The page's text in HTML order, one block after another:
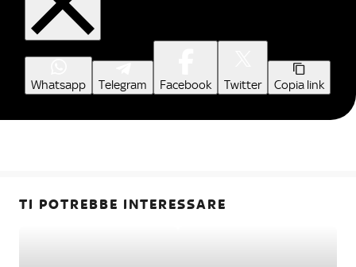
Whatsapp Telegram Facebook Twitter Copia link
TI POTREBBE INTERESSARE